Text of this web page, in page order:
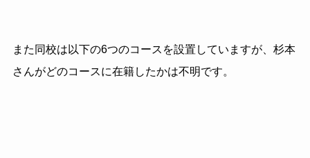
また同校は以下の6つのコースを設置していますが、杉本
さんがどのコースに在籍したかは不明です。